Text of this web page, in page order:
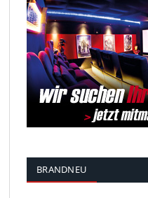
BRANDNEU